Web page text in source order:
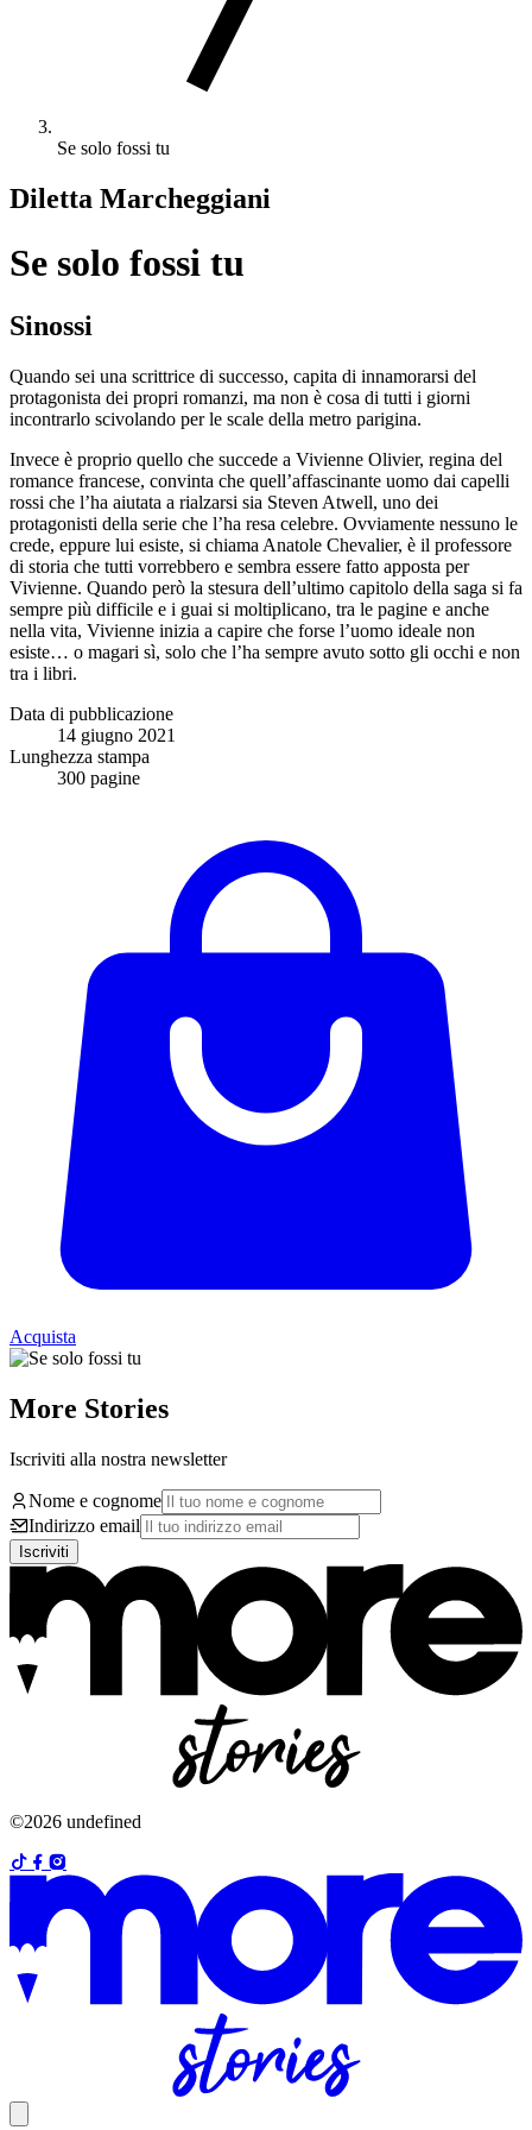
Se solo fossi tu
Diletta Marcheggiani
Se solo fossi tu
Sinossi
Quando sei una scrittrice di successo, capita di innamorarsi del
protagonista dei propri romanzi, ma non è cosa di tutti i giorni
incontrarlo scivolando per le scale della metro parigina.
Invece è proprio quello che succede a Vivienne Olivier, regina del
romance francese, convinta che quell’affascinante uomo dai capelli
rossi che l’ha aiutata a rialzarsi sia Steven Atwell, uno dei
protagonisti della serie che l’ha resa celebre. Ovviamente nessuno le
crede, eppure lui esiste, si chiama Anatole Chevalier, è il professore
di storia che tutti vorrebbero e sembra essere fatto apposta per
Vivienne. Quando però la stesura dell’ultimo capitolo della saga si fa
sempre più difficile e i guai si moltiplicano, tra le pagine e anche
nella vita, Vivienne inizia a capire che forse l’uomo ideale non
esiste… o magari sì, solo che l’ha sempre avuto sotto gli occhi e non
tra i libri.
Data di pubblicazione
14 giugno 2021
Lunghezza stampa
300 pagine
Acquista
More Stories
Iscriviti alla nostra newsletter
Nome e cognome
Indirizzo email
Iscriviti
©2026 undefined